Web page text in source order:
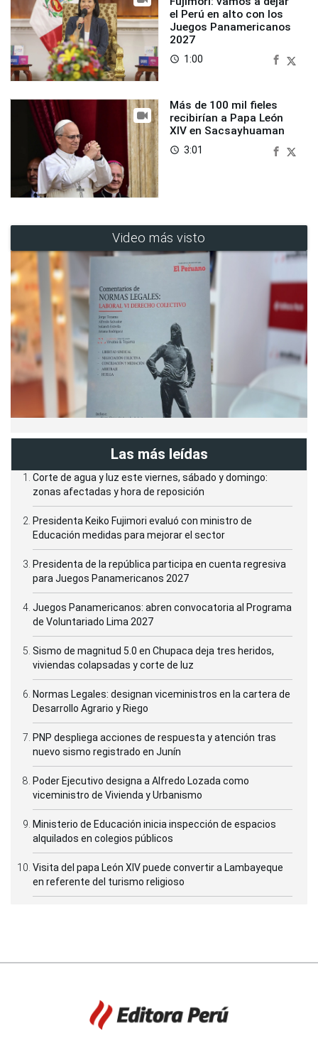
el Perú en alto con los
Juegos Panamericanos
2027
access_time 1:00
Más de 100 mil fieles
recibirían a Papa León
XIV en Sacsayhuaman
access_time 3:01
Video más visto
Las más leídas
Corte de agua y luz este viernes, sábado y domingo:
zonas afectadas y hora de reposición
Presidenta Keiko Fujimori evaluó con ministro de
Educación medidas para mejorar el sector
Presidenta de la república participa en cuenta regresiva
para Juegos Panamericanos 2027
Juegos Panamericanos: abren convocatoria al Programa
de Voluntariado Lima 2027
Sismo de magnitud 5.0 en Chupaca deja tres heridos,
viviendas colapsadas y corte de luz
Normas Legales: designan viceministros en la cartera de
Desarrollo Agrario y Riego
PNP despliega acciones de respuesta y atención tras
nuevo sismo registrado en Junín
Poder Ejecutivo designa a Alfredo Lozada como
viceministro de Vivienda y Urbanismo
Ministerio de Educación inicia inspección de espacios
alquilados en colegios públicos
Visita del papa León XIV puede convertir a Lambayeque
en referente del turismo religioso